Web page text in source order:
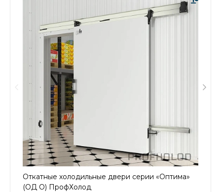
Откатные холодильные двери серии «Оптима»
(ОД О) ПрофХолод